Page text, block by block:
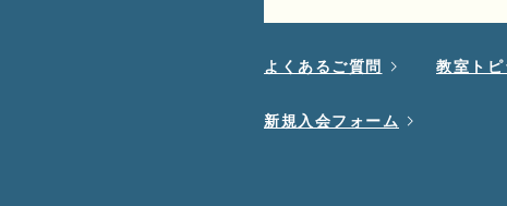
よくあるご質問 教室ト
新規入会フォーム